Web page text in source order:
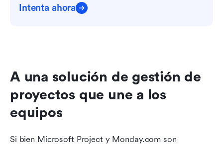
Intenta ahora
A una solución de gestión de
proyectos que une a los
equipos
Si bien Microsoft Project y Monday.com son